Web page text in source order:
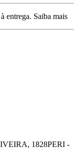
entrega. Saiba mais
1828PERI -